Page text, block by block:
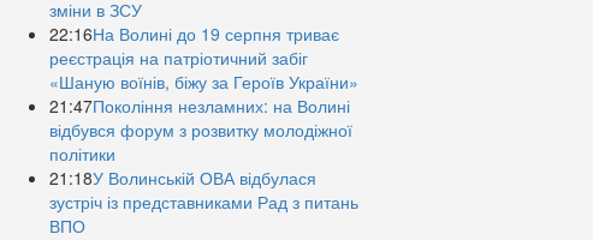
зміни в ЗСУ
22:16На Волині до 19 серпня триває
реєстрація на патріотичний забіг
«Шаную воїнів, біжу за Героїв України»
21:47Покоління незламних: на Волині
відбувся форум з розвитку молодіжної
політики
21:18У Волинській ОВА відбулася
зустріч із представниками Рад з питань
ВПО